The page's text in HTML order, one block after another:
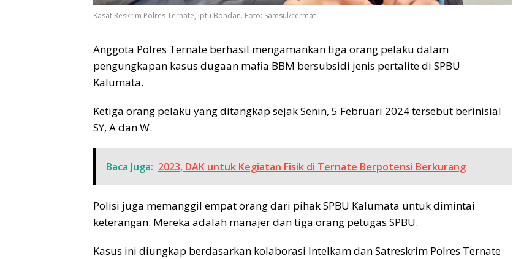
Kasat Reskrim Polres Ternate, Iptu Bondan. Foto: Samsul/cermat
Anggota Polres Ternate berhasil mengamankan tiga orang pelaku dalam
pengungkapan kasus dugaan mafia BBM bersubsidi jenis pertalite di SPBU
Kalumata.
Ketiga orang pelaku yang ditangkap sejak Senin, 5 Februari 2024 tersebut berinisial
SY, A dan W.
Baca Juga: 2023, DAK untuk Kegiatan Fisik di Ternate Berpotensi Berkurang
Polisi juga memanggil empat orang dari pihak SPBU Kalumata untuk dimintai
keterangan. Mereka adalah manajer dan tiga orang petugas SPBU.
Kasus ini diungkap berdasarkan kolaborasi Intelkam dan Satreskrim Polres Ternate